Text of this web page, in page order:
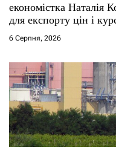
економістка Наталія
для експорту цін і
6 Серпня, 2026